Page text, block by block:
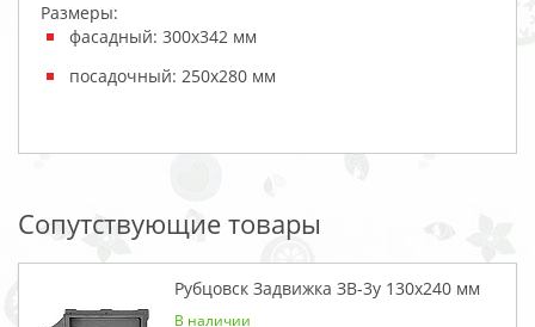
Размеры:
фасадный: 300х342 мм
посадочный: 250x280 мм
Сопутствующие товары
Рубцовск Задвижка ЗВ-3у 130x240 мм
В наличии